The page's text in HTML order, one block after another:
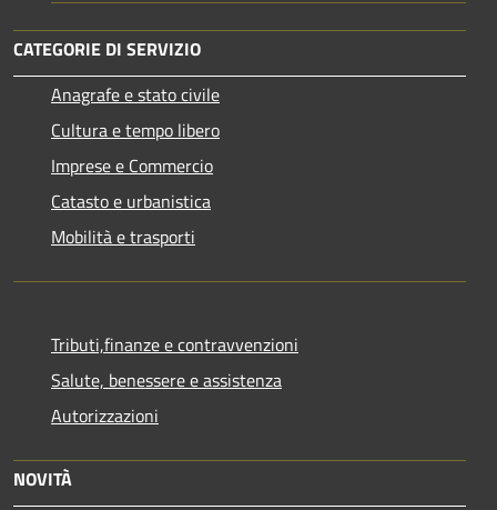
CATEGORIE DI SERVIZIO
Anagrafe e stato civile
Cultura e tempo libero
Imprese e Commercio
Catasto e urbanistica
Mobilità e trasporti
Tributi,finanze e contravvenzioni
Salute, benessere e assistenza
Autorizzazioni
NOVITÀ